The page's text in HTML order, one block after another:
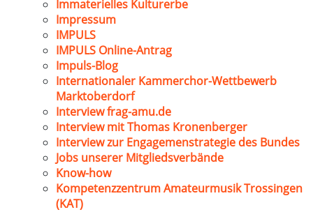
Immaterielles Kulturerbe
Impressum
IMPULS
IMPULS Online-Antrag
Impuls-Blog
Internationaler Kammerchor-Wettbewerb
Marktoberdorf
Interview frag-amu.de
Interview mit Thomas Kronenberger
Interview zur Engagemenstrategie des Bundes
Jobs unserer Mitgliedsverbände
Know-how
Kompetenzzentrum Amateurmusik Trossingen
(KAT)